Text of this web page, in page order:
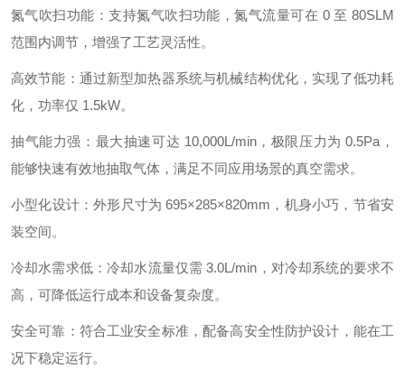
氮气吹扫功能：支持氮气吹扫功能，氮气流量可在 0 至 80SLM
范围内调节，增强了工艺灵活性。
高效节能：通过新型加热器系统与机械结构优化，实现了低功耗
化，功率仅 1.5kW。
抽气能力强：最大抽速可达 10,000L/min，极限压力为 0.5Pa，
能够快速有效地抽取气体，满足不同应用场景的真空需求。
小型化设计：外形尺寸为 695×285×820mm，机身小巧，节省安
装空间。
冷却水需求低：冷却水流量仅需 3.0L/min，对冷却系统的要求不
高，可降低运行成本和设备复杂度。
安全可靠：符合工业安全标准，配备高安全性防护设计，能在工
况下稳定运行。